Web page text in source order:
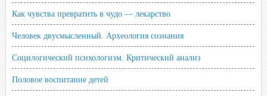
Как чувства превратить в чудо — лекарство
Человек двусмысленный. Археология сознания
Социлогический психологизм. Критический анализ
Половое воспитание детей